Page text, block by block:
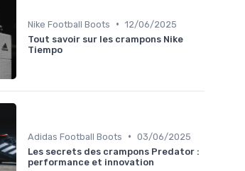
Nike Football Boots • 12/06/2025
Tout savoir sur les crampons Nike
Tiempo
Adidas Football Boots • 03/06/2025
Les secrets des crampons Predator :
performance et innovation